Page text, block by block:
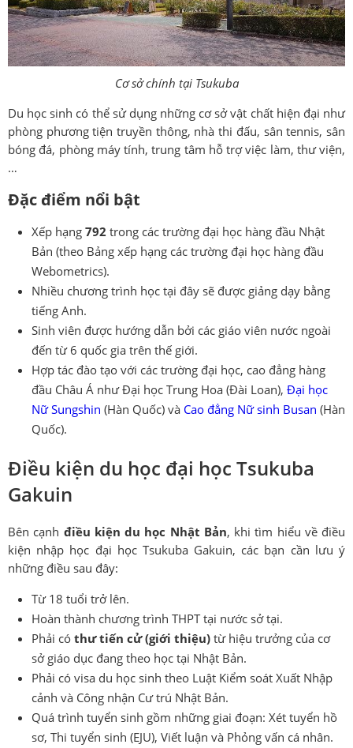
Cơ sở chính tại Tsukuba
Du học sinh có thể sử dụng những cơ sở vật chất hiện đại như
phòng phương tiện truyền thông, nhà thi đấu, sân tennis, sân
bóng đá, phòng máy tính, trung tâm hỗ trợ việc làm, thư viện,
…
Đặc điểm nổi bật
Xếp hạng 792 trong các trường đại học hàng đầu Nhật
Bản (theo Bảng xếp hạng các trường đại học hàng đầu
Webometrics).
Nhiều chương trình học tại đây sẽ được giảng dạy bằng
tiếng Anh.
Sinh viên được hướng dẫn bởi các giáo viên nước ngoài
đến từ 6 quốc gia trên thế giới.
Hợp tác đào tạo với các trường đại học, cao đẳng hàng
đầu Châu Á như Đại học Trung Hoa (Đài Loan), Đại học
Nữ Sungshin (Hàn Quốc) và Cao đẳng Nữ sinh Busan (Hàn
Quốc).
Điều kiện du học đại học Tsukuba
Gakuin
Bên cạnh điều kiện du học Nhật Bản, khi tìm hiểu về điều
kiện nhập học đại học Tsukuba Gakuin, các bạn cần lưu ý
những điều sau đây:
Từ 18 tuổi trở lên.
Hoàn thành chương trình THPT tại nước sở tại.
Phải có thư tiến cử (giới thiệu) từ hiệu trưởng của cơ
sở giáo dục đang theo học tại Nhật Bản.
Phải có visa du học sinh theo Luật Kiểm soát Xuất Nhập
cảnh và Công nhận Cư trú Nhật Bản.
Quá trình tuyển sinh gồm những giai đoạn: Xét tuyển hồ
sơ, Thi tuyển sinh (EJU), Viết luận và Phỏng vấn cá nhân.